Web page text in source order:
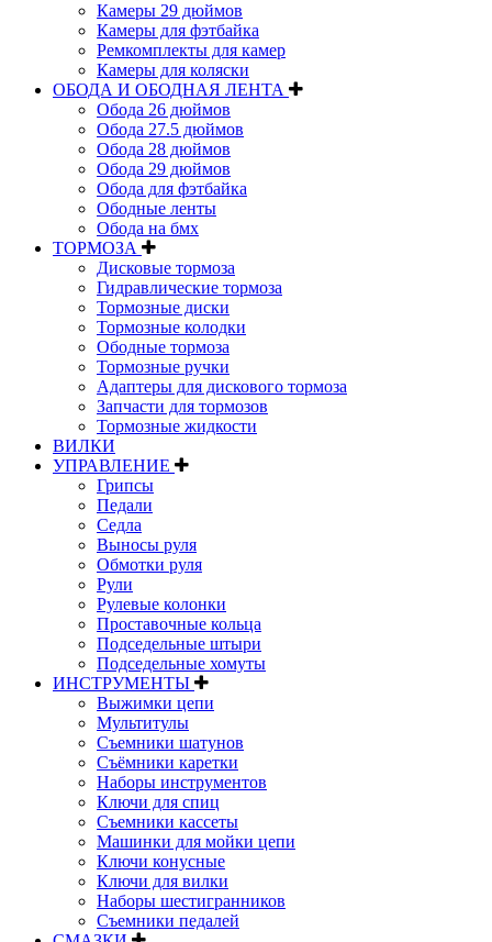
Камеры 29 дюймов
Камеры для фэтбайка
Ремкомплекты для камер
Камеры для коляски
ОБОДА И ОБОДНАЯ ЛЕНТА
Обода 26 дюймов
Обода 27.5 дюймов
Обода 28 дюймов
Обода 29 дюймов
Обода для фэтбайка
Ободные ленты
Обода на бмх
ТОРМОЗА
Дисковые тормоза
Гидравлические тормоза
Тормозные диски
Тормозные колодки
Ободные тормоза
Тормозные ручки
Адаптеры для дискового тормоза
Запчасти для тормозов
Тормозные жидкости
ВИЛКИ
УПРАВЛЕНИЕ
Грипсы
Педали
Седла
Выносы руля
Обмотки руля
Рули
Рулевые колонки
Проставочные кольца
Подседельные штыри
Подседельные хомуты
ИНСТРУМЕНТЫ
Выжимки цепи
Мультитулы
Съемники шатунов
Съёмники каретки
Наборы инструментов
Ключи для спиц
Съемники кассеты
Машинки для мойки цепи
Ключи конусные
Ключи для вилки
Наборы шестигранников
Съемники педалей